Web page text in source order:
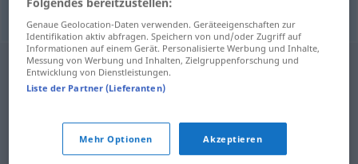
Genaue Geolocation-Daten verwenden. Geräteeigenschaften zur
Identifikation aktiv abfragen. Speichern von und/oder Zugriff auf
Informationen auf einem Gerät. Personalisierte Werbung und Inhalte,
Messung von Werbung und Inhalten, Zielgruppenforschung und
Entwicklung von Dienstleistungen.
Liste der Partner (Lieferanten)
Mehr Optionen Akzeptieren